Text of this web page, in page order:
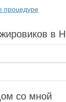
процедуре
в
со мной